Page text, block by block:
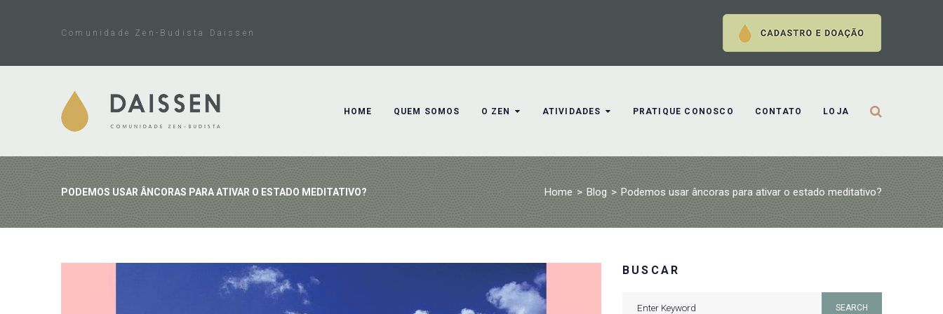
Comunidade Zen-Budista Daissen
HOME QUEM SOMOS O ZEN ATIVIDADES PRATIQUE CONOSCO CONTATO LOJA
PODEMOS USAR ÂNCORAS PARA ATIVAR O ESTADO MEDITATIVO? Home > Blog > Podemos usar âncoras para ativar o estado meditativo?
BUSCAR
SEARCH